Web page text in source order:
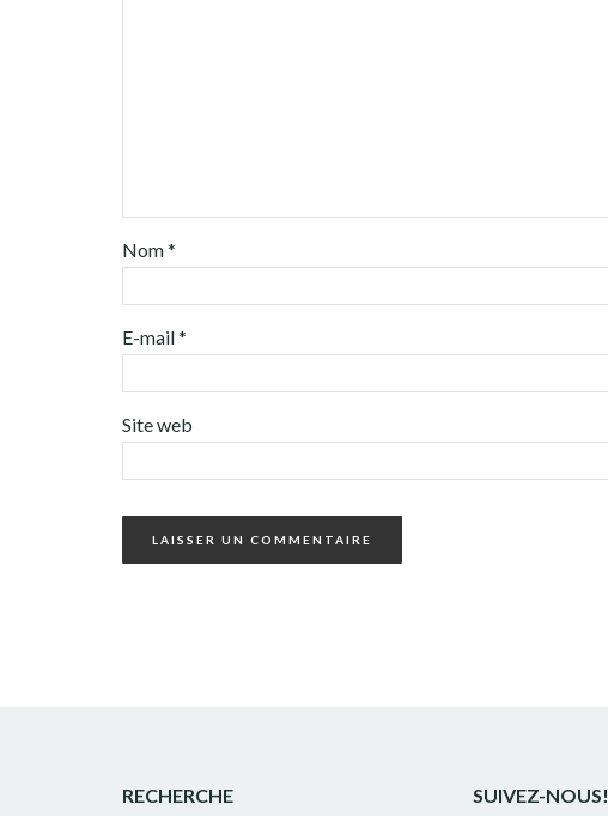
Nom*
E-mail*
Site web
RECHERCHE SUIVEZ-NOUS!